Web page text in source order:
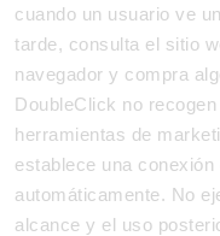
cuando un usuario ve
tarde, consulta el sitio
navegador y compra
DoubleClick no
herramientas de
establece una
automáticamente. No
alcance y el uso